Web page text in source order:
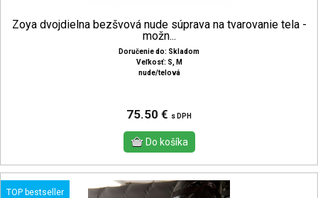
Zoya dvojdielna bezšvová nude súprava na tvarovanie tela -
možn...
Doručenie do: Skladom
Veľkosť: S, M
nude/telová
75.50 € s DPH
TOP bestseller